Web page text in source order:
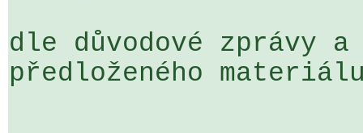
dle důvodové zprávy
předloženého